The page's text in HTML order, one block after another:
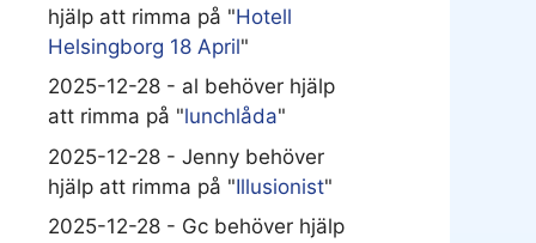
hjälp att rimma på "Hotell
Helsingborg 18 April"
2025-12-28 - al behöver hjälp
att rimma på "lunchlåda"
2025-12-28 - Jenny behöver
hjälp att rimma på "Illusionist"
2025-12-28 - Gc behöver hjälp